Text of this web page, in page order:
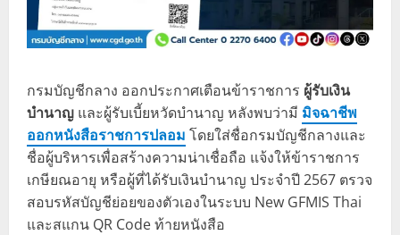
กรมบัญชีกลาง ออกประกาศเตือนข้าราชการ ผู้รับเงิน
บำนาญ และผู้รับเบี้ยหวัดบำนาญ หลังพบว่ามี มิจฉาชีพ
ออกหนังสือราชการปลอม โดยใส่ชื่อกรมบัญชีกลางและ
ชื่อผู้บริหารเพื่อสร้างความน่าเชื่อถือ แจ้งให้ข้าราชการ
เกษียณอายุ หรือผู้ที่ได้รับเงินบำนาญ ประจำปี 2567 ตรวจ
สอบรหัสบัญชีย่อยของตัวเองในระบบ New GFMIS Thai
และสแกน QR Code ท้ายหนังสือ